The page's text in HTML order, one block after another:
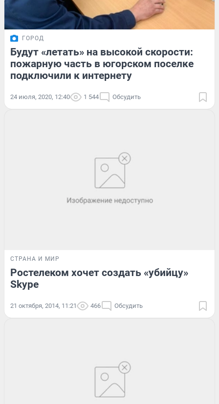
ГОРОД
Будут «летать» на высокой скорости:
пожарную часть в югорском поселке
подключили к интернету
24 июля, 2020, 12:40 1 544 Обсудить
СТРАНА И МИР
Ростелеком хочет создать «убийцу»
Skype
21 октября, 2014, 11:21 466 Обсудить